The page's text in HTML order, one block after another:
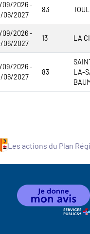
09/2026 -
06/2027
83
09/2026 -
06/2027
13 LA
09/2026 -
06/2027
83
LA-
Les actions du Plan